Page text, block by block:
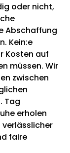
oder nicht,
Abschaffung
Kein:e
Kosten auf
müssen. Wir
zwischen
Tag
erholen
verlässlicher
faire